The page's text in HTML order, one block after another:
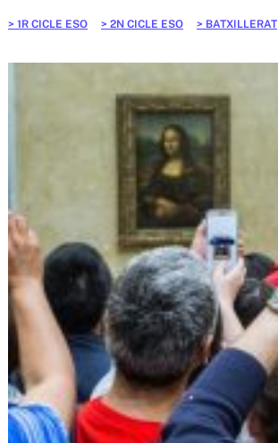
1R CICLE ESO 2N CICLE ESO BATXILLERAT